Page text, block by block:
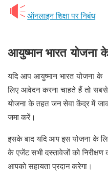
ऑनलाइन शिक्षा पर निबंध
आयुष्मान भारत
यदि आप आयुष्मान भारत योजना के
लिए आवेदन करना चाहते हैं तो सबसे
योजना के तहत जन सेवा केंद्र में
जमा करें।
इसके बाद यदि आप इस योजना के
के एजेंट सभी दस्तावेजों को
आपको सहायता प्रदान करेगा।